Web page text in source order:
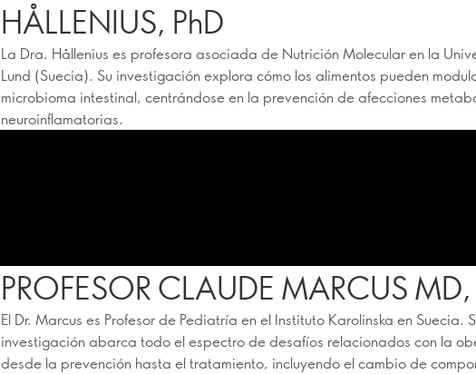
HÅLLENIUS, PhD
La Dra. Hållenius es profesora asociada de Nutrición Molecular en la
Lund (Suecia). Su investigación explora cómo los alimentos pueden
microbioma intestinal, centrándose en la prevención de afecciones
neuroinflamatorias.
PROFESOR CLAUDE MARCUS MD,
El Dr. Marcus es Profesor de Pediatría en el Instituto Karolinska en Suecia.
investigación abarca todo el espectro de desafíos relacionados con la
desde la prevención hasta el tratamiento, incluyendo el cambio de